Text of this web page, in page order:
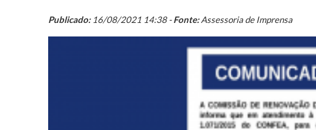
Publicado:16/08/2021 14:38 -Fonte:Assessoria de Imprensa